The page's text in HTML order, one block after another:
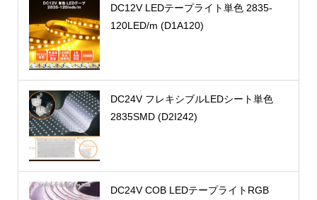
DC12V LEDテープライト単色 2835-
120LED/m (D1A120)
DC24V フレキシブルLEDシート単色
2835SMD (D2I242)
DC24V COB LEDテープライトRGB